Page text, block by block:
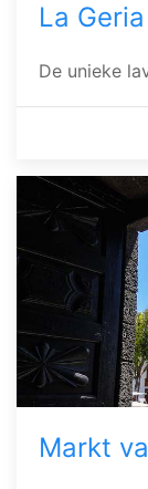
La
De unieke
Markt